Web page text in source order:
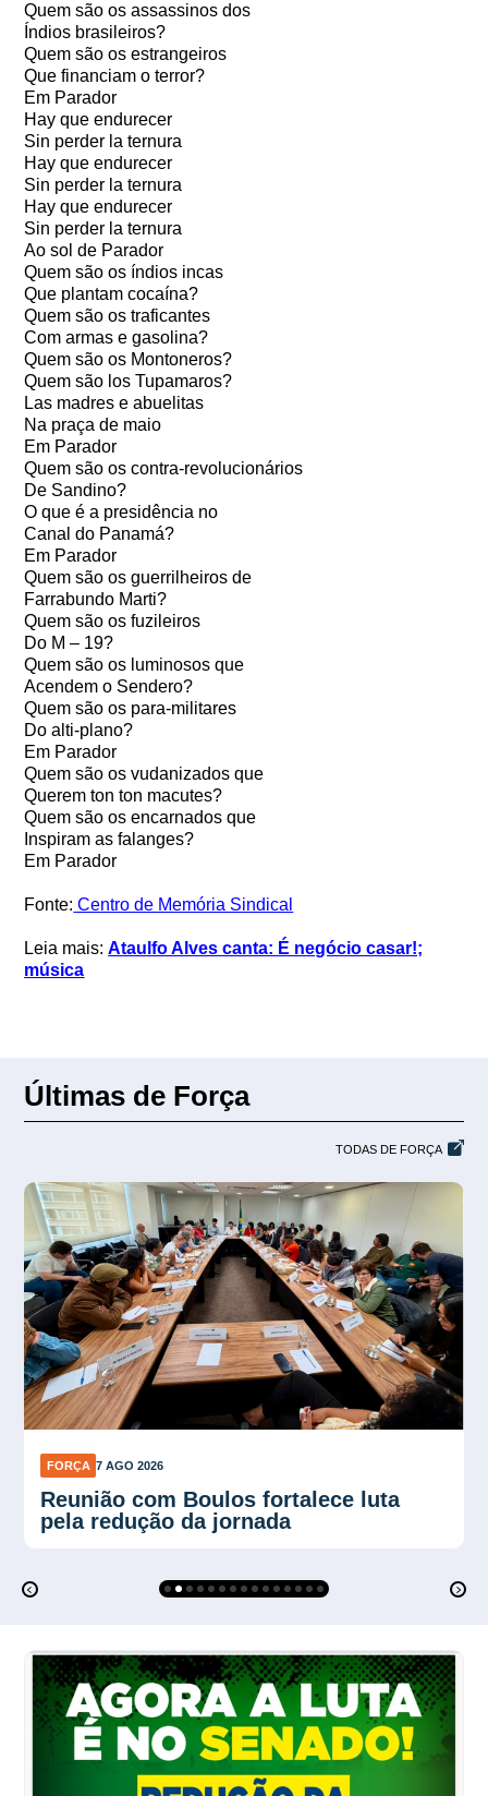
Quem são os assassinos dos
Índios brasileiros?
Quem são os estrangeiros
Que financiam o terror?
Em Parador
Hay que endurecer
Sin perder la ternura
Hay que endurecer
Sin perder la ternura
Hay que endurecer
Sin perder la ternura
Ao sol de Parador
Quem são os índios incas
Que plantam cocaína?
Quem são os traficantes
Com armas e gasolina?
Quem são os Montoneros?
Quem são los Tupamaros?
Las madres e abuelitas
Na praça de maio
Em Parador
Quem são os contra-revolucionários
De Sandino?
O que é a presidência no
Canal do Panamá?
Em Parador
Quem são os guerrilheiros de
Farrabundo Marti?
Quem são os fuzileiros
Do M – 19?
Quem são os luminosos que
Acendem o Sendero?
Quem são os para-militares
Do alti-plano?
Em Parador
Quem são os vudanizados que
Querem ton ton macutes?
Quem são os encarnados que
Inspiram as falanges?
Em Parador
Fonte: Centro de Memória Sindical
Leia mais:Ataulfo Alves canta: É negócio casar!;
música
Últimas de Força
TODAS DE FORÇA
FORÇA 7 AGO 2026
Plano Verão reforça proteção contra
calor no trabalho